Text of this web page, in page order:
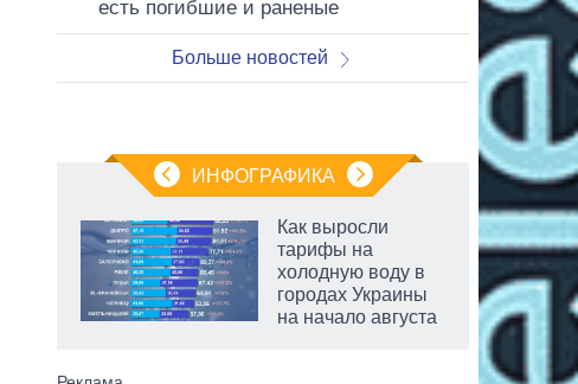
есть погибшие и раненые
Больше новостей
ИНФОГРАФИКА
Как выросли
тарифы на
холодную воду в
городах Украины
на начало августа